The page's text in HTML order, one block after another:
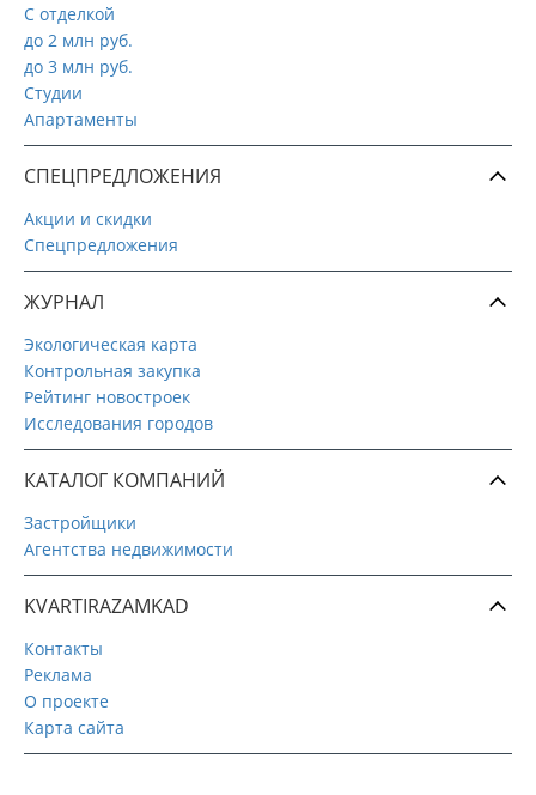
С отделкой
до 2 млн руб.
до 3 млн руб.
Студии
Апартаменты
СПЕЦПРЕДЛОЖЕНИЯ
Акции и скидки
Спецпредложения
ЖУРНАЛ
Экологическая карта
Контрольная закупка
Рейтинг новостроек
Исследования городов
КАТАЛОГ КОМПАНИЙ
Застройщики
Агентства недвижимости
KVARTIRAZAMKAD
Контакты
Реклама
О проекте
Карта сайта